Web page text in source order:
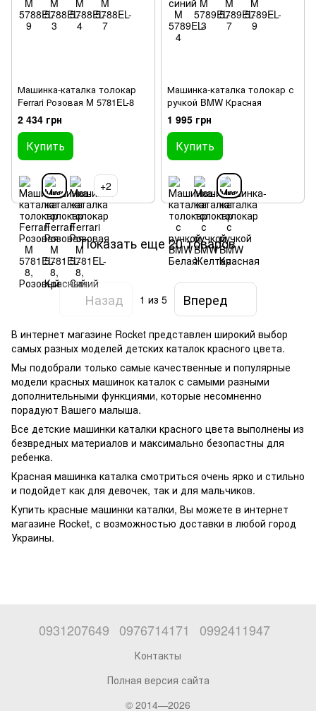
Машинка-каталка толокар
Ferrari Розовая M 5781EL-8
2 434 грн
Купить
+2
Машинка-каталка толокар с
ручкой BMW Красная
1 995 грн
Купить
Показать еще 20 товаров
Назад 1 из 5 Вперед
В интернет магазине Rocket представлен широкий выбор
самых разных моделей детских каталок красного цвета.
Мы подобрали только самые качественные и популярные
модели красных машинок каталок с самыми разными
дополнительными функциями, которые несомненно
порадуют Вашего малыша.
Все детские машинки каталки красного цвета выполнены из
безвредных материалов и максимально безопастны для
ребенка.
Красная машинка каталка смотриться очень ярко и стильно
и подойдет как для девочек, так и для мальчиков.
Купить красные машинки каталки, Вы можете в интернет
магазине Rocket, с возможностью доставки в любой город
Украины.
0931207649 0976714171 0992411947
Контакты
Полная версия сайта
© 2014—2026